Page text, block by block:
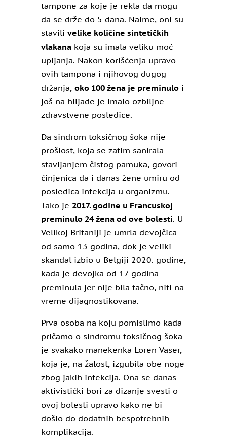
tampone za koje je rekla da mogu
da se drže do 5 dana. Naime, oni su
stavili velike količine sintetičkih
vlakanakoja su imala veliku moć
upijanja. Nakon korišćenja upravo
ovih tampona i njihovog dugog
držanja, oko 100 žena je preminuloi
još na hiljade je imalo ozbiljne
zdravstvene posledice.
Da sindrom toksičnog šoka nije
prošlost, koja se zatim sanirala
stavljanjem čistog pamuka, govori
činjenica da i danas žene umiru od
posledica infekcija u organizmu.
Tako je 2017. godine u Francuskoj
preminulo 24 žena od ove bolesti. U
Velikoj Britaniji je umrla devojčica
od samo 13 godina, dok je veliki
skandal izbio u Belgiji 2020. godine,
kada je devojka od 17 godina
preminula jer nije bila tačno, niti na
vreme dijagnostikovana.
Prva osoba na koju pomislimo kada
pričamo o sindromu toksičnog šoka
je svakako manekenka Loren Vaser,
koja je, na žalost, izgubila obe noge
zbog jakih infekcija. Ona se danas
aktivistički bori za dizanje svesti o
ovoj bolesti upravo kako ne bi
došlo do dodatnih bespotrebnih
komplikacija.